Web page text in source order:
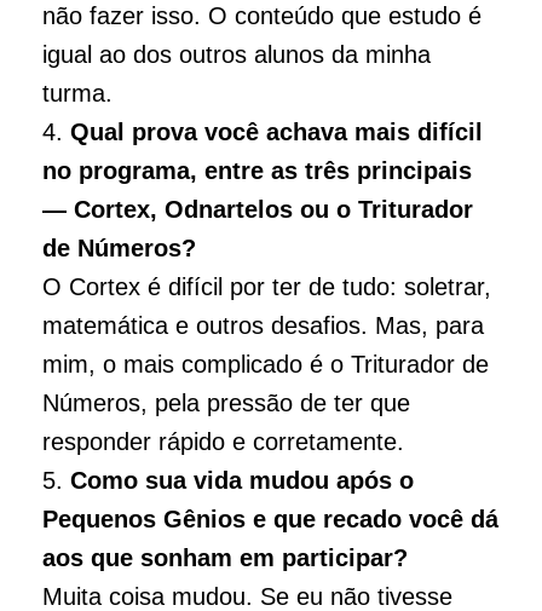
não fazer isso. O conteúdo que estudo é
igual ao dos outros alunos da minha
turma.
4. Qual prova você achava mais difícil
no programa, entre as três principais
— Cortex, Odnartelos ou o Triturador
de Números?
O Cortex é difícil por ter de tudo: soletrar,
matemática e outros desafios. Mas, para
mim, o mais complicado é o Triturador de
Números, pela pressão de ter que
responder rápido e corretamente.
5. Como sua vida mudou após o
Pequenos Gênios e que recado você dá
aos que sonham em participar?
Muita coisa mudou. Se eu não tivesse